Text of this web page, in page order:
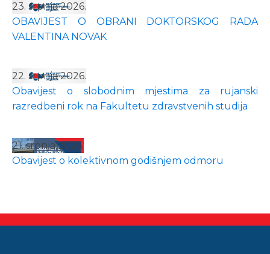
23. srpnja 2026.
OBAVIJEST O OBRANI DOKTORSKOG RADA
VALENTINA NOVAK
22. srpnja 2026.
Obavijest o slobodnim mjestima za rujanski
razredbeni rok na Fakultetu zdravstvenih studija
21. srpnja 2026.
Obavijest o kolektivnom godišnjem odmoru